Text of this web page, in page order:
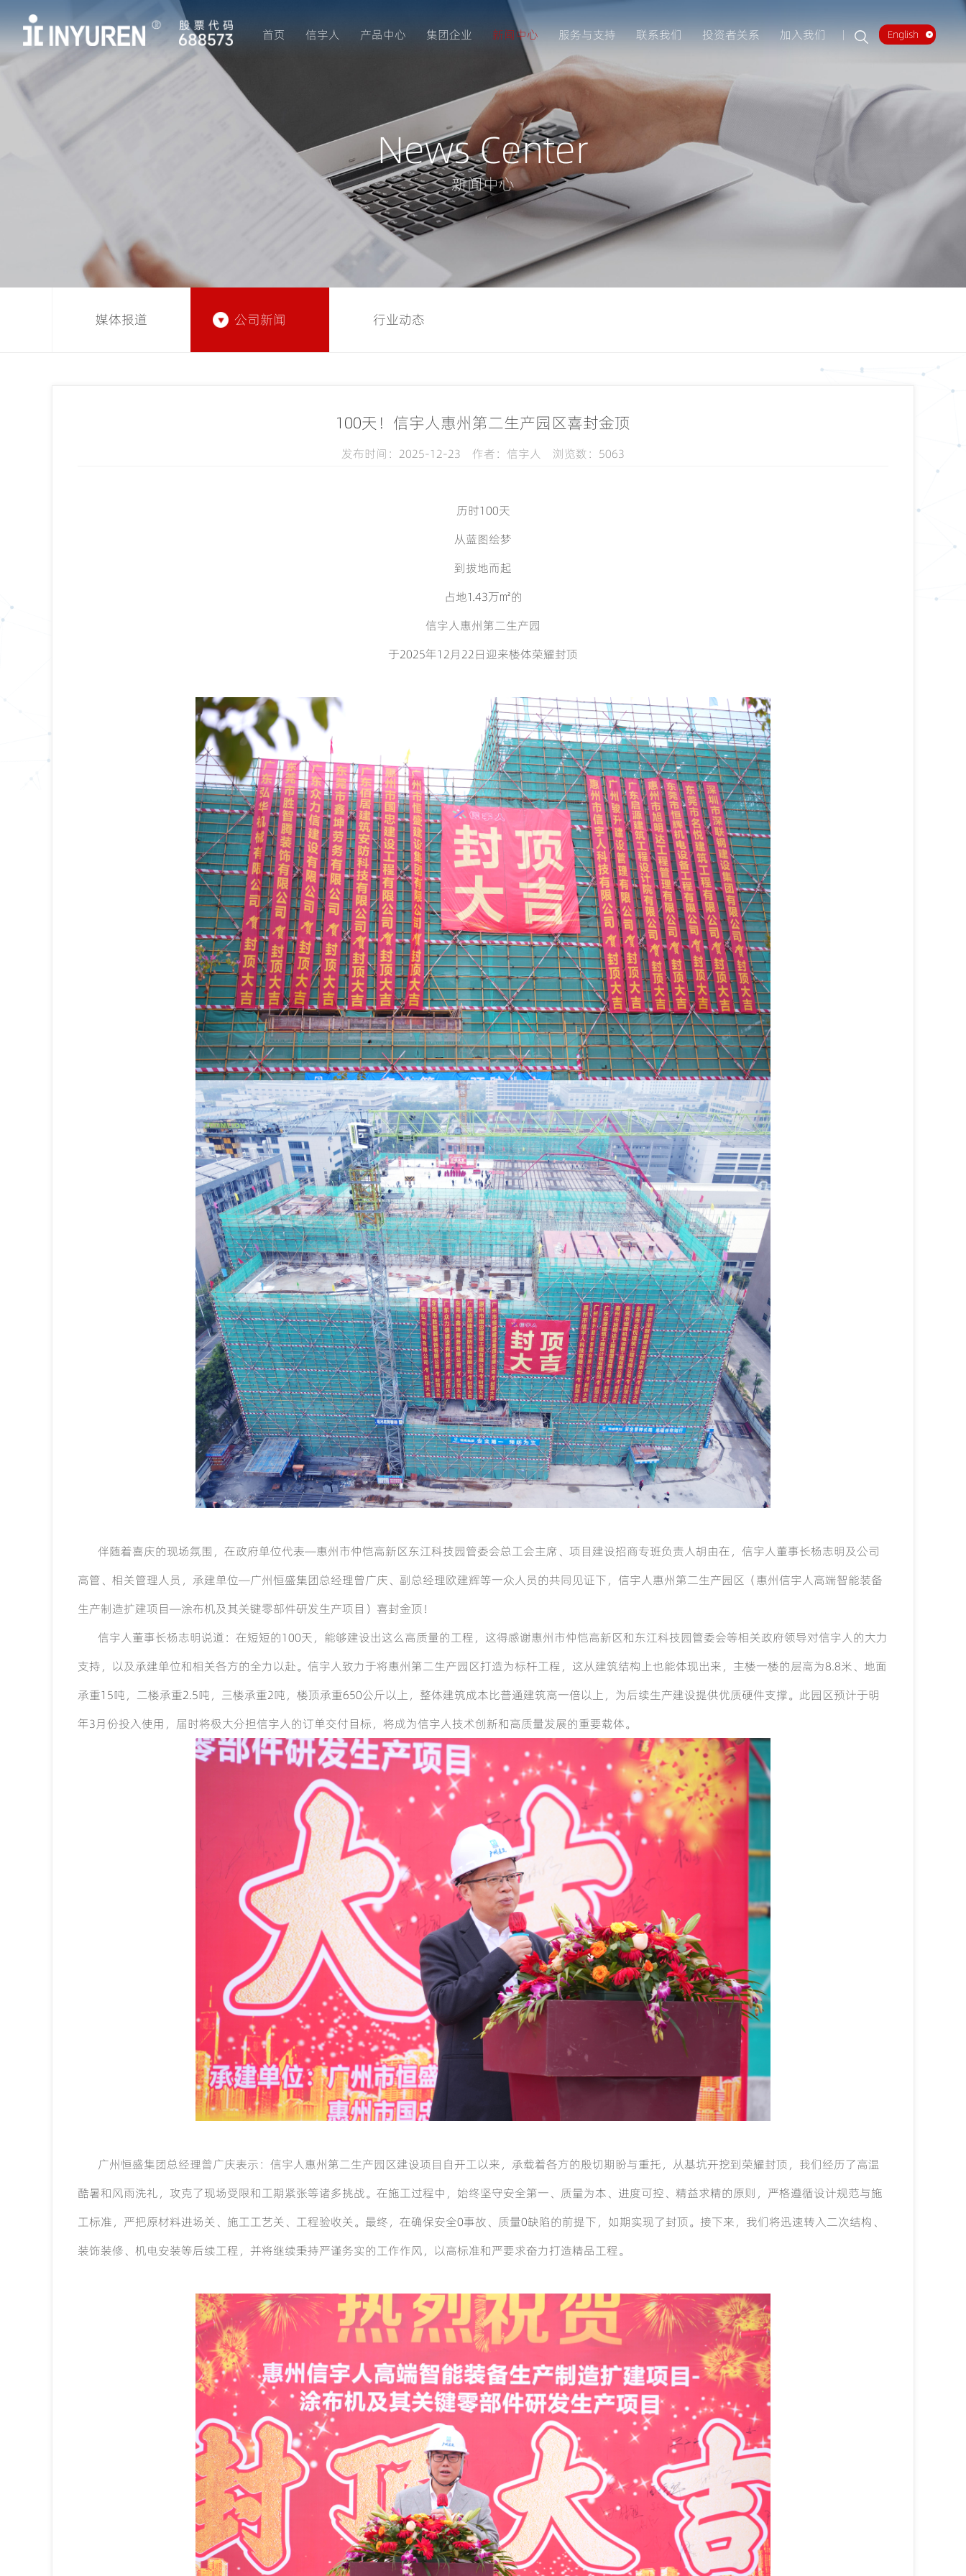
English
首页 信宇人 产品中心 集团企业 新闻中心 服务与支持 联系我们 投资者关系 加入我们
News Center
新闻中心
媒体报道 公司新闻 行业动态
100天！信宇人惠州第二生产园区喜封金顶
发布时间：2025-12-23 作者：信宇人 浏览数：5063
历时100天
从蓝图绘梦
到拔地而起
占地1.43万㎡的
信宇人惠州第二生产园
于2025年12月22日迎来楼体荣耀封顶
伴随着喜庆的现场氛围，在政府单位代表—惠州市仲恺高新区东江科技园管委会总工会主席、项目建设招商专班负责人胡由在，信宇人董事长杨志明及公司
高管、相关管理人员，承建单位—广州恒盛集团总经理曾广庆、副总经理欧建辉等一众人员的共同见证下，信宇人惠州第二生产园区（惠州信宇人高端智能装备
生产制造扩建项目—涂布机及其关键零部件研发生产项目）喜封金顶！
信宇人董事长杨志明说道：在短短的100天，能够建设出这么高质量的工程，这得感谢惠州市仲恺高新区和东江科技园管委会等相关政府领导对信宇人的大力
支持，以及承建单位和相关各方的全力以赴。信宇人致力于将惠州第二生产园区打造为标杆工程，这从建筑结构上也能体现出来，主楼一楼的层高为8.8米、地面
承重15吨，二楼承重2.5吨，三楼承重2吨，楼顶承重650公斤以上，整体建筑成本比普通建筑高一倍以上，为后续生产建设提供优质硬件支撑。此园区预计于明
年3月份投入使用，届时将极大分担信宇人的订单交付目标，将成为信宇人技术创新和高质量发展的重要载体。
广州恒盛集团总经理曾广庆表示：信宇人惠州第二生产园区建设项目自开工以来，承载着各方的殷切期盼与重托，从基坑开挖到荣耀封顶，我们经历了高温
酷暑和风雨洗礼，攻克了现场受限和工期紧张等诸多挑战。在施工过程中，始终坚守安全第一、质量为本、进度可控、精益求精的原则，严格遵循设计规范与施
工标准，严把原材料进场关、施工工艺关、工程验收关。最终，在确保安全0事故、质量0缺陷的前提下，如期实现了封顶。接下来，我们将迅速转入二次结构、
装饰装修、机电安装等后续工程，并将继续秉持严谨务实的工作作风，以高标准和严要求奋力打造精品工程。